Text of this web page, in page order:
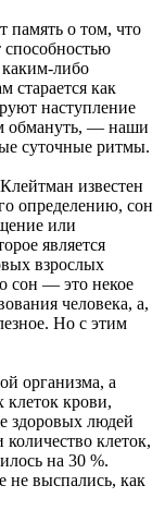
память о том, что
способностью
каким-либо
старается как
наступление
обмануть, — наши
суточные ритмы.
известен
определению, сон
или
является
взрослых
сон — это некое
человека, а,
Но с этим
организма, а
крови,
здоровых людей
клеток,
на 30 %.
не выспались, как